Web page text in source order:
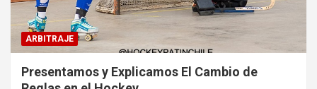
ARBITRAJE
Presentamos y Explicamos El Cambio de